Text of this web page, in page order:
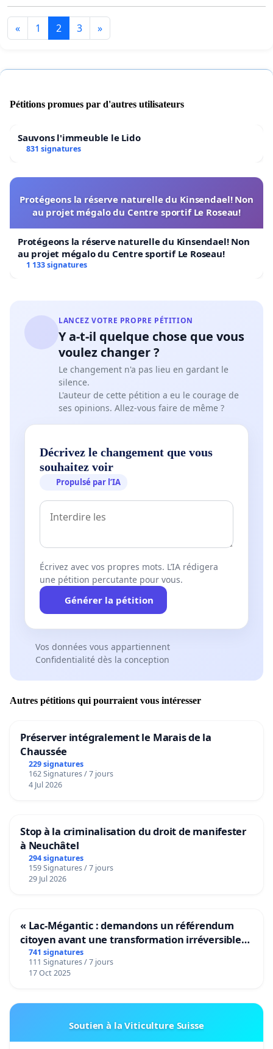
« 1 2 3 »
Pétitions promues par d'autres utilisateurs
Sauvons l'immeuble le Lido
831 signatures
Protégeons la réserve naturelle du Kinsendael! Non
au projet mégalo du Centre sportif Le Roseau!
Protégeons la réserve naturelle du Kinsendael! Non
au projet mégalo du Centre sportif Le Roseau!
1 133 signatures
LANCEZ VOTRE PROPRE PÉTITION
Y a-t-il quelque chose que vous
voulez changer ?
Le changement n'a pas lieu en gardant le
silence.
L'auteur de cette pétition a eu le courage de
ses opinions. Allez-vous faire de même ?
Décrivez le changement que vous
souhaitez voir
Propulsé par l’IA
Écrivez avec vos propres mots. L’IA rédigera
une pétition percutante pour vous.
Générer la pétition
Vos données vous appartiennent
Confidentialité dès la conception
Autres pétitions qui pourraient vous intéresser
Préserver intégralement le Marais de la
Chaussée
229 signatures
162 Signatures / 7 jours
4 Jul 2026
Stop à la criminalisation du droit de manifester
à Neuchâtel
294 signatures
159 Signatures / 7 jours
29 Jul 2026
« Lac-Mégantic : demandons un référendum
citoyen avant une transformation irréversible
de notre territoire »
741 signatures
111 Signatures / 7 jours
17 Oct 2025
Soutien à la Viticulture Suisse